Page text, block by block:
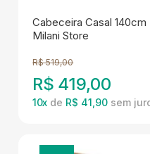
Cabeceira Casal
Milani Store
R$ 519,00
R$ 419,00
10x de R$ 41,90